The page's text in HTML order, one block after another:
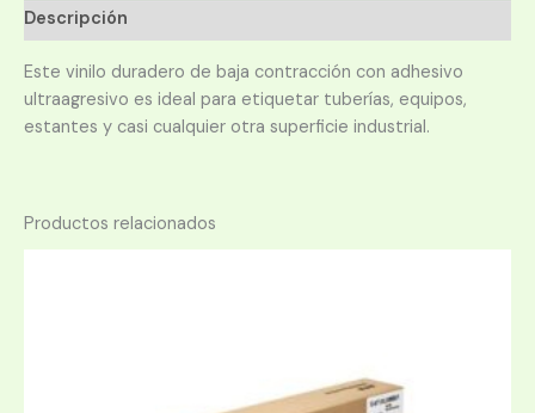
X
9.1
cantidad
Descripción
Este vinilo duradero de baja contracción con adhesivo
ultraagresivo es ideal para etiquetar tuberías, equipos,
estantes y casi cualquier otra superficie industrial.
Productos relacionados